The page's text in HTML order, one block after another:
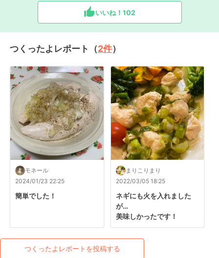
いいね！ 102
つくったよレポート（2件）
モネール
2024/01/23 22:25
簡単でした！
まりこりまり
2022/03/05 18:25
ネギにも火を入れました
が…
美味しかったです！
つくったよレポートを投稿する